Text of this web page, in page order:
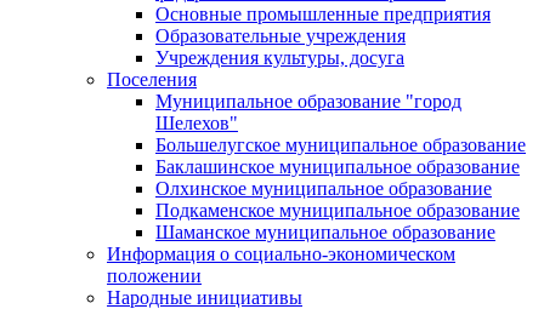
Основные промышленные предприятия
Образовательные учреждения
Учреждения культуры, досуга
Поселения
Муниципальное образование "город
Шелехов"
Большелугское муниципальное образование
Баклашинское муниципальное образование
Олхинское муниципальное образование
Подкаменское муниципальное образование
Шаманское муниципальное образование
Информация о социально-экономическом
положении
Народные инициативы